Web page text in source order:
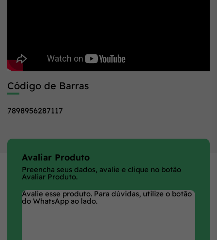
Código de Barras
7898956287117
Avaliar Produto
Preencha seus dados, avalie e clique no botão
Avaliar Produto.